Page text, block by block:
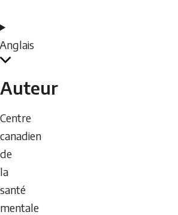
Anglais
Auteur
Centre
canadien
de
la
santé
mentale